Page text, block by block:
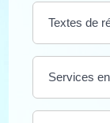
Textes de
Services